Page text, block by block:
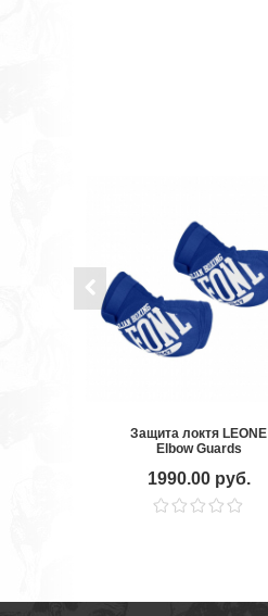
Защита локтя LEONE
Elbow Guards
1990.00 руб.